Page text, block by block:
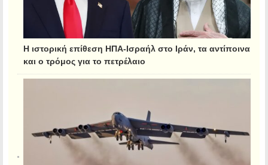
Η ιστορική επίθεση ΗΠΑ-Ισραήλ στο Ιράν, τα αντίποινα
και ο τρόμος για το πετρέλαιο